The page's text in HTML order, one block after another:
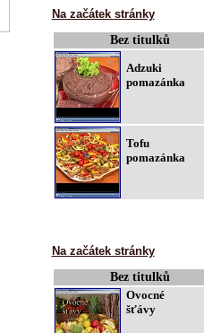
Na začátek stránky
Bez titulků
Adzuki
pomazánka
Tofu
pomazánka
Na začátek stránky
Bez titulků
Ovocné
šťávy